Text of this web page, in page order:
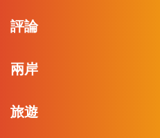
評論
兩岸
旅遊